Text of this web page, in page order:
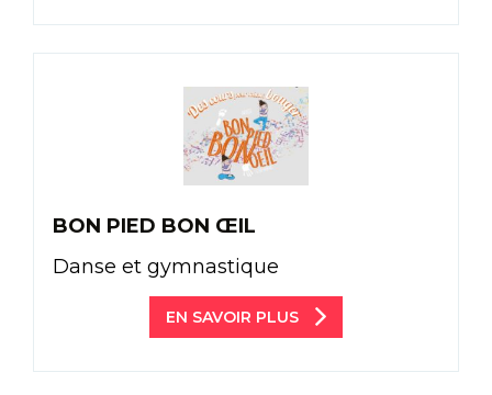
BON PIED BON ŒIL
Danse et gymnastique
EN SAVOIR PLUS